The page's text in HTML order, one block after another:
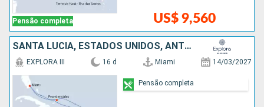
Pensão completa US$ 9,560
SANTA LUCIA, ESTADOS UNIDOS, ANTIGUA E BARBUDA, GRENADA, FRANCIA, BARBADOS, SÃO VINCENTE E GRANADINAS
EXPLORA III 16 d Miami 14/03/2027
Pensão completa